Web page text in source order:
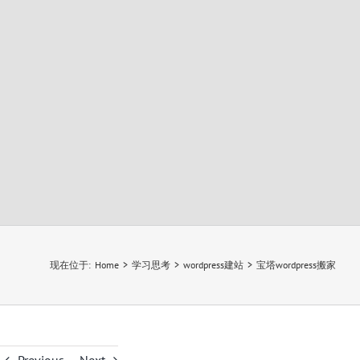
现在位于: Home > 学习思考 > wordpress建站 > 宝塔wordpress搬家